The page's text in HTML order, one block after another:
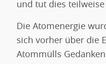
und tut dies
Die Atomenergie
sich vorher über die
Atommülls